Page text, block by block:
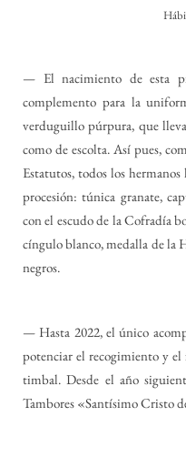
— El nacimiento de esta
complemento para la
verduguillo púrpura, que
como de escolta. Así pues,
Estatutos, todos los
procesión: túnica granate,
con el escudo de la Cofradía
cíngulo blanco, medalla de la
negros.
— Hasta 2022, el único
potenciar el recogimiento y
timbal. Desde el año
Tambores «Santísimo Cristo